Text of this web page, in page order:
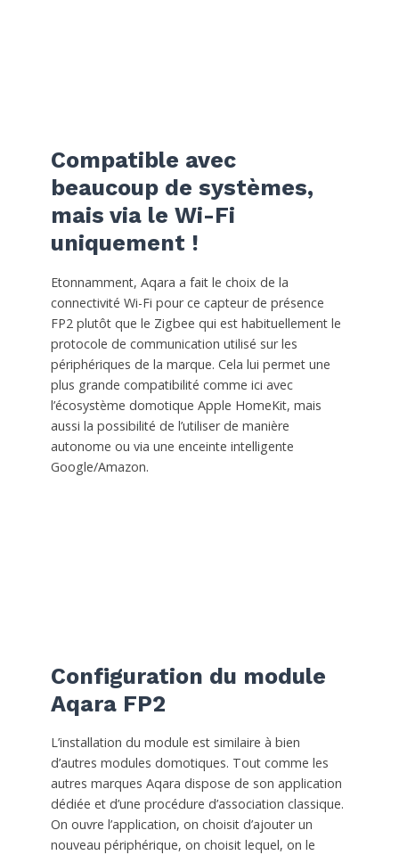
Compatible avec
beaucoup de systèmes,
mais via le Wi-Fi
uniquement !
Etonnamment, Aqara a fait le choix de la
connectivité Wi-Fi pour ce capteur de présence
FP2 plutôt que le Zigbee qui est habituellement le
protocole de communication utilisé sur les
périphériques de la marque. Cela lui permet une
plus grande compatibilité comme ici avec
l’écosystème domotique Apple HomeKit, mais
aussi la possibilité de l’utiliser de manière
autonome ou via une enceinte intelligente
Google/Amazon.
Configuration du module
Aqara FP2
L’installation du module est similaire à bien
d’autres modules domotiques. Tout comme les
autres marques Aqara dispose de son application
dédiée et d’une procédure d’association classique.
On ouvre l’application, on choisit d’ajouter un
nouveau périphérique, on choisit lequel, on le